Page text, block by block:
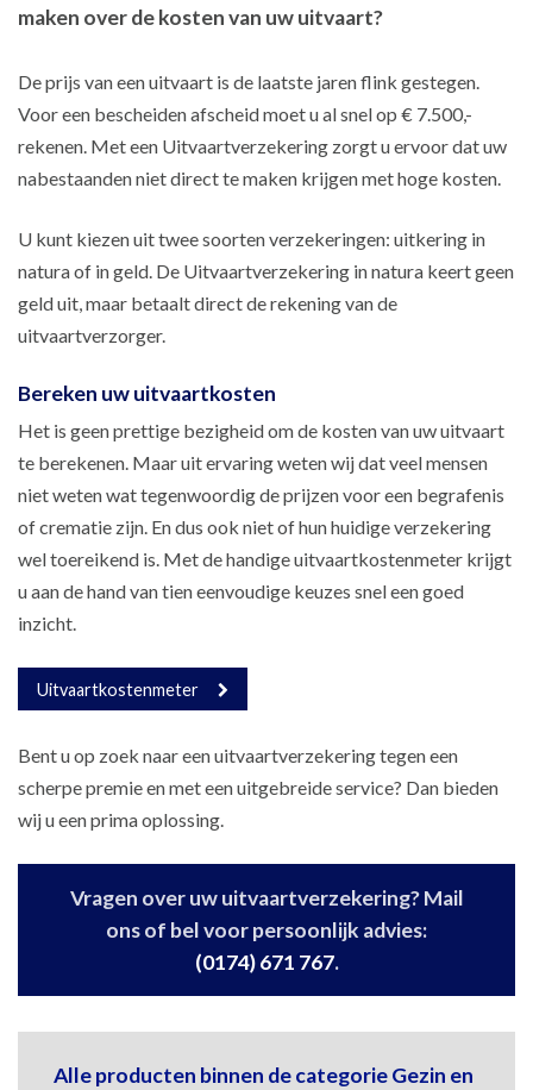
maken over de kosten van uw uitvaart?
De prijs van een uitvaart is de laatste jaren flink gestegen.
Voor een bescheiden afscheid moet u al snel op € 7.500,-
rekenen. Met een Uitvaartverzekering zorgt u ervoor dat uw
nabestaanden niet direct te maken krijgen met hoge kosten.
U kunt kiezen uit twee soorten verzekeringen: uitkering in
natura of in geld. De Uitvaartverzekering in natura keert geen
geld uit, maar betaalt direct de rekening van de
uitvaartverzorger.
Bereken uw uitvaartkosten
Het is geen prettige bezigheid om de kosten van uw uitvaart
te berekenen. Maar uit ervaring weten wij dat veel mensen
niet weten wat tegenwoordig de prijzen voor een begrafenis
of crematie zijn. En dus ook niet of hun huidige verzekering
wel toereikend is. Met de handige uitvaartkostenmeter krijgt
u aan de hand van tien eenvoudige keuzes snel een goed
inzicht.
Uitvaartkostenmeter
Bent u op zoek naar een uitvaartverzekering tegen een
scherpe premie en met een uitgebreide service? Dan bieden
wij u een prima oplossing.
Vragen over uw uitvaartverzekering? Mail
ons of bel voor persoonlijk advies:
(0174) 671 767.
Alle producten binnen de categorie Gezin en